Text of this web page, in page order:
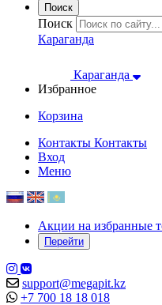
Поиск
Поиск
Караганда
Караганда
Избранное
Корзина
Контакты Контакты
Вход
Меню
Акции на избранные
Перейти
support@megapit.kz
+7 700 18 18 018